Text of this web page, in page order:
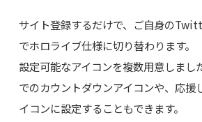
サイト登録するだけで、ご自身の
でホロライブ仕様に切り替わります。
設定可能なアイコンを複数用意しまし
でのカウントダウンアイコンや、応援
イコンに設定することもできます。